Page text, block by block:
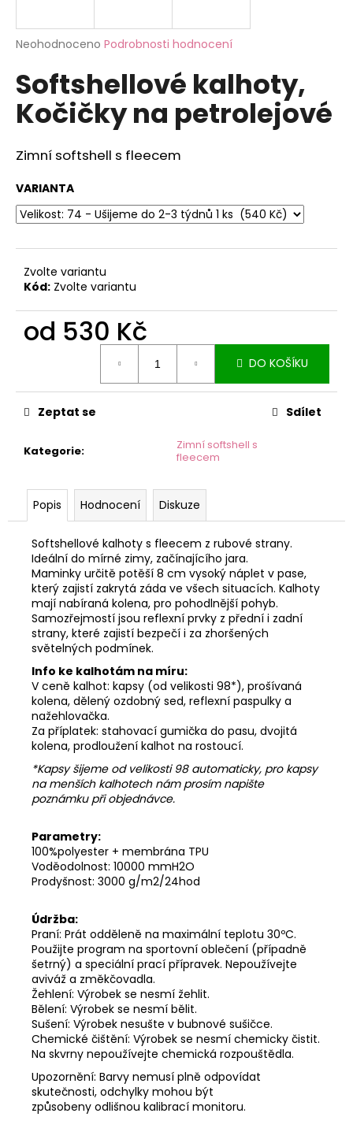
Průměrné
produktu
je
0,0
hvězdiček.
Neohodnoceno Podrobnosti hodnocení
Softshellové kalhoty,
Kočičky na petrolejové
Zimní softshell s fleecem
VARIANTA
Zvolte variantu
Kód: Zvolte variantu
od 530 Kč
DO KOŠÍKU
Kategorie:
Zimní softshell s
fleecem
Zeptat se Sdílet
Popis Hodnocení Diskuze
Softshellové kalhoty s fleecem z rubové strany.
Ideální do mírné zimy, začínajícího jara.
Maminky určitě potěší 8 cm vysoký náplet v pase,
který zajistí zakrytá záda ve všech situacích. Kalhoty
mají nabíraná kolena, pro pohodlnější pohyb.
Samozřejmostí jsou reflexní prvky z přední i zadní
strany, které zajistí bezpečí i za zhoršených
světelných podmínek.
Info ke kalhotám na míru:
V ceně kalhot: kapsy (od velikosti 98*), prošívaná
kolena, dělený ozdobný sed, reflexní paspulky a
nažehlovačka.
Za příplatek: stahovací gumička do pasu, dvojitá
kolena, prodloužení kalhot na rostoucí.
*Kapsy šijeme od velikosti 98 automaticky, pro kapsy
na menších kalhotech nám prosím napište
poznámku při objednávce.
Parametry:
100%polyester + membrána TPU
Voděodolnost: 10000 mmH2O
Prodyšnost: 3000 g/m2/24hod
Údržba:
Praní: Prát odděleně na maximální teplotu 30ºC.
Použijte program na sportovní oblečení (případně
šetrný) a speciální prací přípravek. Nepoužívejte
aviváž a změkčovadla.
Žehlení: Výrobek se nesmí žehlit.
Bělení: Výrobek se nesmí bělit.
Sušení: Výrobek nesušte v bubnové sušičce.
Chemické čištění: Výrobek se nesmí chemicky čistit.
Na skvrny nepoužívejte chemická rozpouštědla.
Upozornění: Barvy nemusí plně odpovídat
skutečnosti, odchylky mohou být
způsobeny odlišnou kalibrací monitoru.
j
t
?
D
o
p
u
j
e
e